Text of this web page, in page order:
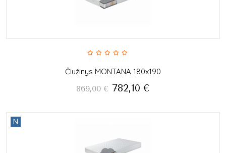
Čiužinys MONTANA 180x190
869,00 € 782,10 €
N